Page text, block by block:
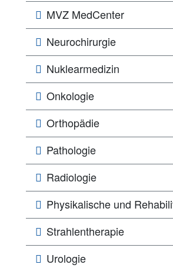
MVZ MedCenter
Neurochirurgie
Nuklearmedizin
Onkologie
Orthopädie
Pathologie
Radiologie
Physikalische und
Strahlentherapie
Urologie